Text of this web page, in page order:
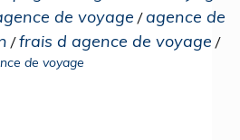
de voyage /agence de
/frais d agence de voyage /
de voyage